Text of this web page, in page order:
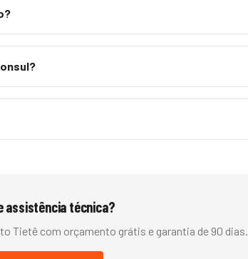
assistência técnica?
Tietêcom orçamento grátis e garantia de 90 dias.